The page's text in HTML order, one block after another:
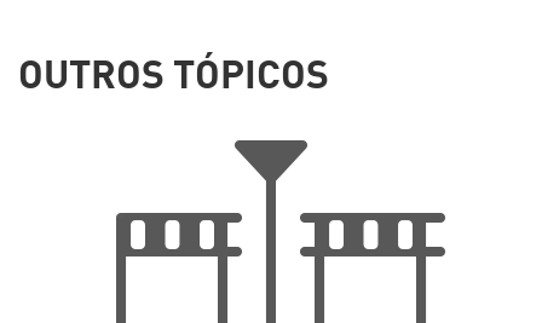
OUTROS TÓPICOS